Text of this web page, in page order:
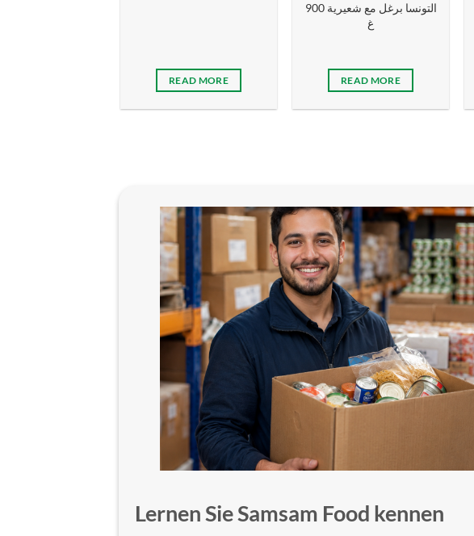
READ MORE
التونسا برغل مع شعيرية 900
غ
READ MORE
Lernen Sie Samsam Food kennen